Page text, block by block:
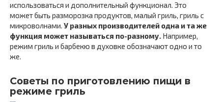
использоваться и дополнительный функционал. Это
может быть разморозка продуктов, малый гриль, гриль с
микроволнами. У разных производителей одна и та же
функция может называться по-разному. Например,
режим гриль и барбекю в духовке обозначают одно и то
же.
Советы по приготовлению пищи в
режиме гриль